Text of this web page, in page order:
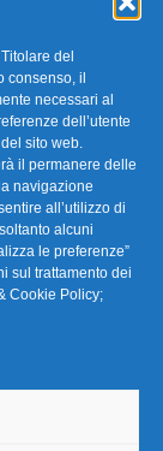
del
consenso, il
necessari al
dell’utente
sito web.
il permanere delle
navigazione
all’utilizzo di
alcuni
le preferenze”
sul trattamento dei
Cookie Policy;